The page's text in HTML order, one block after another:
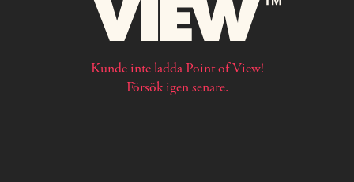
Kunde inte ladda Point of View!
Försök igen senare.